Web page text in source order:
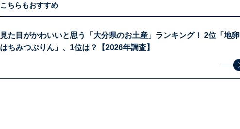
こちらもおすすめ
見た目がかわいいと思う「大分県のお土産」ランキング！ 2位「地卵
はちみつぷりん」、1位は？【2026年調査】